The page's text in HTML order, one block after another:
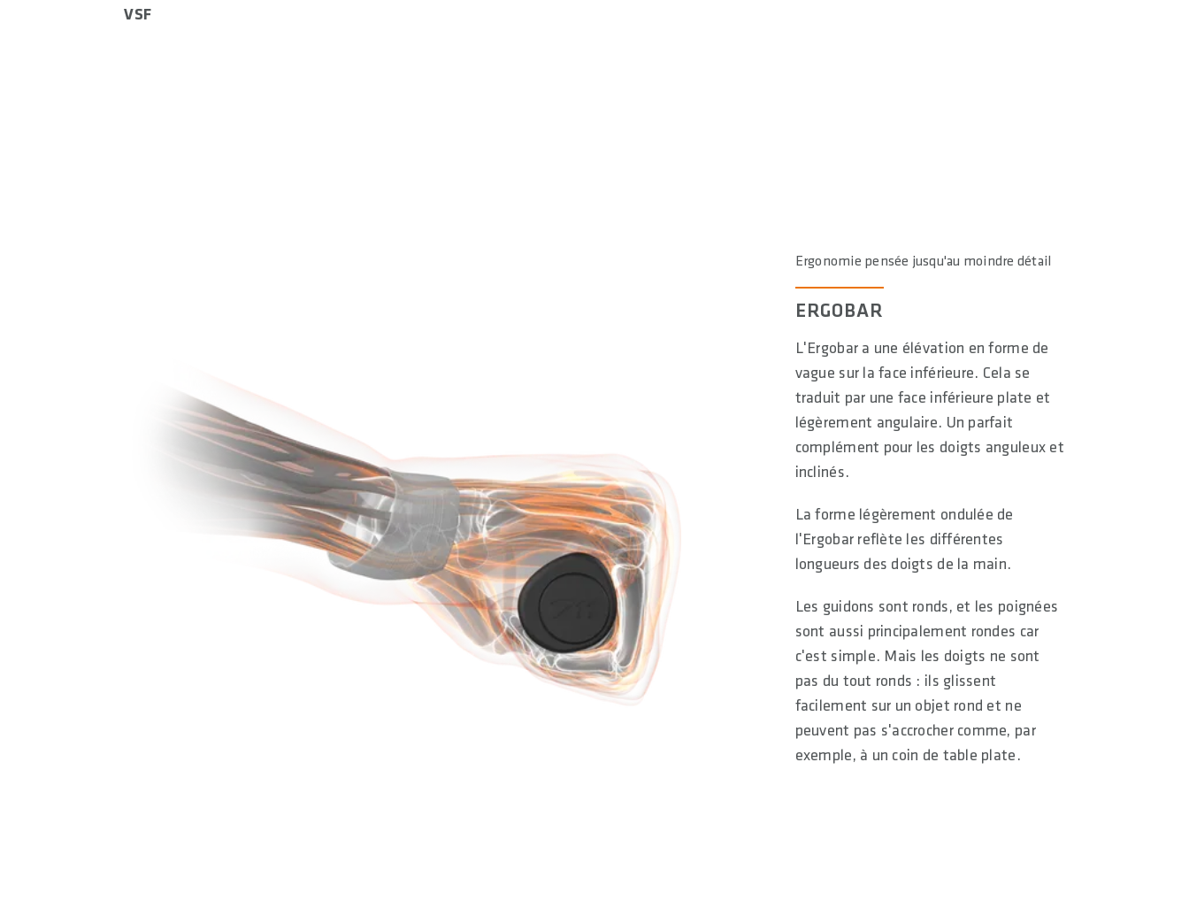
VSF
Ergonomie pensée jusqu'au moindre détail
ERGOBAR
L'Ergobar a une élévation en forme de
vague sur la face inférieure. Cela se
traduit par une face inférieure plate et
légèrement angulaire. Un parfait
complément pour les doigts anguleux et
inclinés.
La forme légèrement ondulée de
l'Ergobar reflète les différentes
longueurs des doigts de la main.
Les guidons sont ronds, et les poignées
sont aussi principalement rondes car
c'est simple. Mais les doigts ne sont
pas du tout ronds : ils glissent
facilement sur un objet rond et ne
peuvent pas s'accrocher comme, par
exemple, à un coin de table plate.